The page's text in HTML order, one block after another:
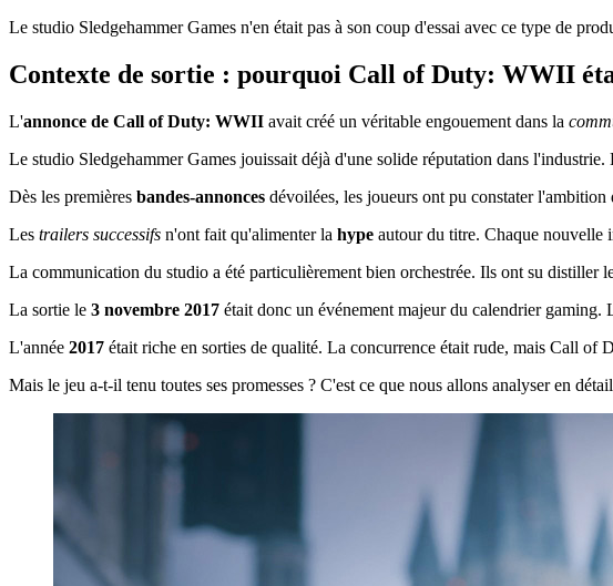
Le studio Sledgehammer Games n'en était pas à son coup d'essai avec ce type de
Contexte de sortie : pourquoi Call of Duty: WWII
L'annonce de Call of Duty: WWII avait créé un véritable engouement dans la
Le studio Sledgehammer Games jouissait déjà d'une solide réputation dans
Dès les premières bandes-annonces dévoilées, les joueurs ont pu constater
Les trailers successifs n'ont fait qu'alimenter la hype autour du titre. Chaque nouvelle
La communication du studio a été particulièrement bien orchestrée. Ils ont su distiller
La sortie le 3 novembre 2017 était donc un événement majeur du calendrier gaming.
L'année 2017 était riche en sorties de qualité. La concurrence était rude, mais Call of
Mais le jeu a-t-il tenu toutes ses promesses ? C'est ce que nous allons analyser en